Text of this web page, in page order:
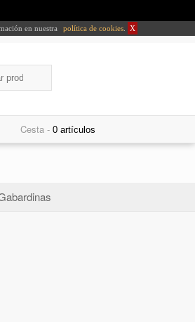
en nuestra política de cookies X
Cesta -